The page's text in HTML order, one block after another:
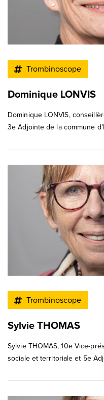
Trombinoscope
Dominique LONVIS
Dominique LONVIS,
3e Adjointe de la commune
Trombinoscope
Sylvie THOMAS
Sylvie THOMAS, 10e Vice-
sociale et territoriale et 5e